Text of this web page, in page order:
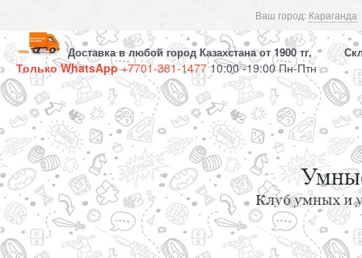
Ваш город: Караганда
Доставка в любой город Казахстана от 1900 тг,
Только WhatsApp+7701-381-147710:00 -19:00 Пн-Птн